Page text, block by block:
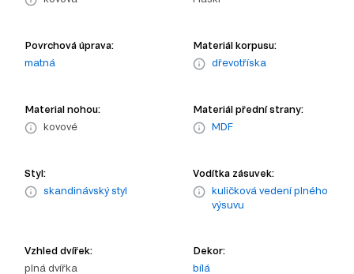
Povrchová úprava:
matná
Materiál korpusu:
dřevotříska
Material nohou:
kovové
Materiál přední strany:
MDF
Styl:
skandinávský styl
Vodítka zásuvek:
kuličková vedení plného
výsuvu
Vzhled dvířek:
plná dvířka
Dekor:
bílá